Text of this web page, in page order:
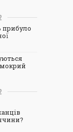
прибуло
мокрий